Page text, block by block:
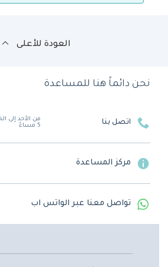
العودة للأعلى
نحن دائماً هنا للمساعدة
اتصل بنا
5 مساءً
مركز المساعدة
تواصل معنا عبر الواتس اب